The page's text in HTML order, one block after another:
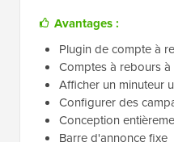
Avantages :
Plugin de compte à
Comptes à rebours
Afficher un minuteur
Configurer des
Conception
Barre d'annonce fixe